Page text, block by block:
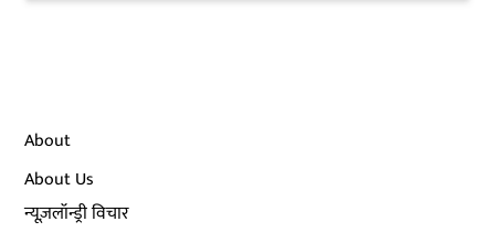
About
About Us
न्यूज़लॉन्ड्री विचार